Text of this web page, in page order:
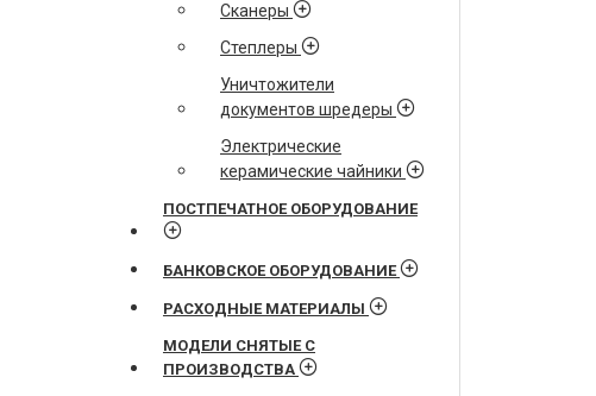
Сканеры
Степлеры
Уничтожители
документов шредеры
Электрические
керамические чайники
ПОСТПЕЧАТНОЕ ОБОРУДОВАНИЕ
БАНКОВСКОЕ ОБОРУДОВАНИЕ
РАСХОДНЫЕ МАТЕРИАЛЫ
МОДЕЛИ СНЯТЫЕ С
ПРОИЗВОДСТВА